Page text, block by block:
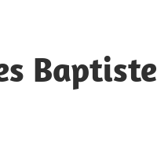
Baptiste